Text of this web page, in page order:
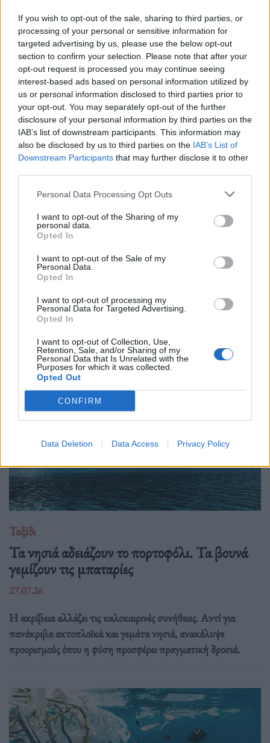
If you wish to opt-out of the sale, sharing to third parties, or
processing of your personal or sensitive information for
targeted advertising by us, please use the below opt-out
section to confirm your selection. Please note that after your
opt-out request is processed you may continue seeing
interest-based ads based on personal information utilized by
us or personal information disclosed to third parties prior to
your opt-out. You may separately opt-out of the further
disclosure of your personal information by third parties on the
IAB’s list of downstream participants. This information may
also be disclosed by us to third parties on the IAB’s List of
Downstream Participants that may further disclose it to other
Personal Data Processing Opt Outs
I want to opt-out of the Sharing of my
personal data.
Opted In
I want to opt-out of the Sale of my
Personal Data.
Opted In
I want to opt-out of processing my
Personal Data for Targeted Advertising.
Opted In
I want to opt-out of Collection, Use,
Retention, Sale, and/or Sharing of my
Personal Data that Is Unrelated with the
Purposes for which it was collected.
Opted Out
CONFIRM
Data Deletion Data Access Privacy Policy
περισπασμών, η αυτοπειθαρχία είναι το κλειδί για τη συνέπεια,
την προσωπική ανάπτυξη και την επίτευξη κάθε σημαντικού
στόχου.
Τρόπος Ζωής
Η πιο σπάνια ανθρώπινη τέχνη σήμερα είναι
να ακούς
Η αποξένωση της σύγχρονης ζωής δεν γεννιέται μόνο από τη
μοναξιά, αλλά και από την απουσία ανθρώπων που μπορούν
πραγματικά να ακούσουν χωρίς να κρίνουν.
Ταξίδι
Τα νησιά αδειάζουν το πορτοφόλι. Τα βουνά
γεμίζουν τις μπαταρίες
27.07.26
Η ακρίβεια αλλάζει τις καλοκαιρινές συνήθειες. Αντί για
πανάκριβα ακτοπλοϊκά και γεμάτα νησιά, ανακάλυψε
προορισμούς όπου η φύση προσφέρει πραγματική δροσιά.